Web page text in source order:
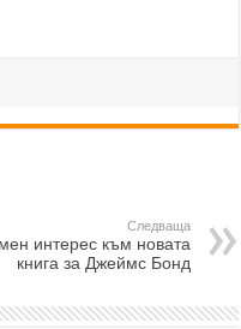
Следваща
интерес към новата
книга за Джеймс Бонд